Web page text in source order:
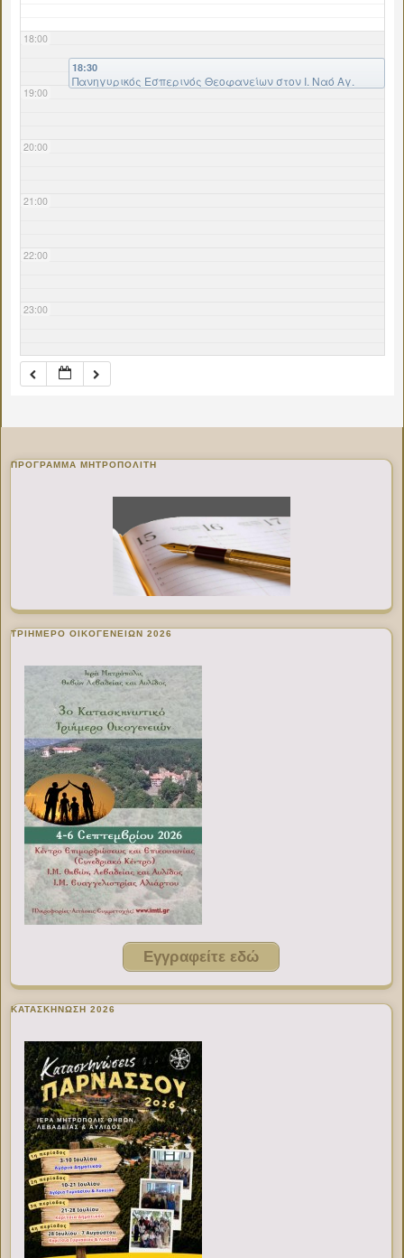
18:00
19:00
20:00
21:00
22:00
23:00
18:30
Πανηγυρικός Εσπερινός Θεοφανείων στον Ι. Ναό Αγ.
ΠΡΌΓΡΑΜΜΑ ΜΗΤΡΟΠΟΛΊΤΗ
ΤΡΙΗΜΕΡΟ ΟΙΚΟΓΕΝΕΙΩΝ 2026
Εγγραφείτε εδώ
ΚΑΤΑΣΚΗΝΩΣΗ 2026